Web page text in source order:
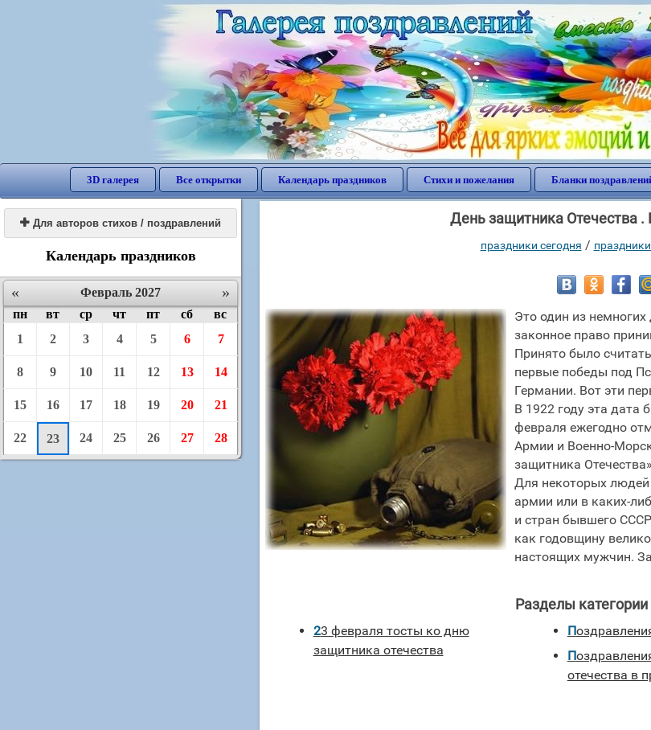
3D галерея Все открытки Календарь праздников Стихи и пожелания Бланки
 Для авторов стихов / поздравлений
Календарь праздников
« »
Февраль 2027
пн
вт ср чт пт сб
вс
1
2 3 4 5 6 7
8 9 10 11 12 13 14
15 16 17 18 19 20 21
22 23 24 25 26 27 28
День защитника Отечества
праздники сегодня /
Это один из немногих
законное право
Принято было
первые победы под
Германии. Вот эти
В 1922 году эта дата
февраля ежегодно
Армии и Военно-
защитника
Для некоторых
армии или в каких-
и стран бывшего
как годовщину
настоящих мужчин.
Разделы
23 февраля тосты ко дню
защитника отечества
Поздравления с Днем защитника
отечества в